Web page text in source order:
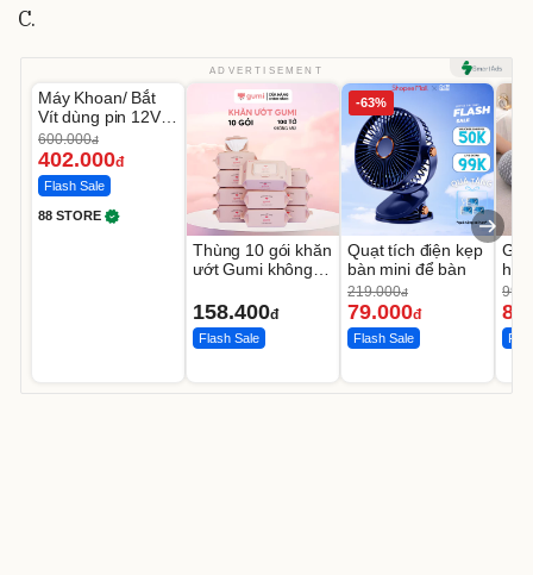
C.
ADVERTISEMENT
-33%
Máy Khoan/ Bắt
Vít dùng pin 12V -
DV3312
600.000đ
402.000đ
Flash Sale
88 STORE
Thùng 10 gói khăn
ướt Gumi không
parabens cao cấp
158.400đ
Flash Sale
-63%
Quạt tích điện kẹp
bàn mini để bàn
219.000đ
79.000đ
Flash Sale
Gối
học
vai